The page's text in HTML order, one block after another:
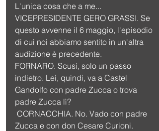
L'unica cosa che a me...
VICEPRESIDENTE GERO GRASSI. Se
questo avvenne il 6 maggio, l'episodio
di cui noi abbiamo sentito in un'altra
audizione è precedente.
FORNARO. Scusi, solo un passo
indietro. Lei, quindi, va a Castel
Gandolfo con padre Zucca o trova
padre Zucca lì?
Zucca e con don Cesare Curioni.